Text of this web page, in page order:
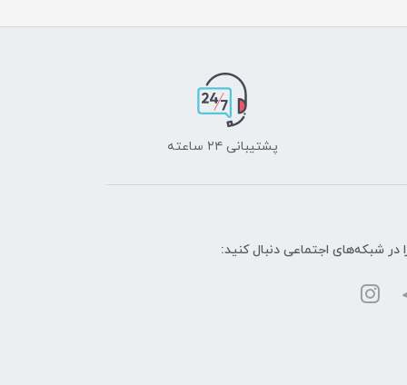
پشتیبانی ۲۴ ساعته
در شبکه‌های اجتماعی دنبال کنید: